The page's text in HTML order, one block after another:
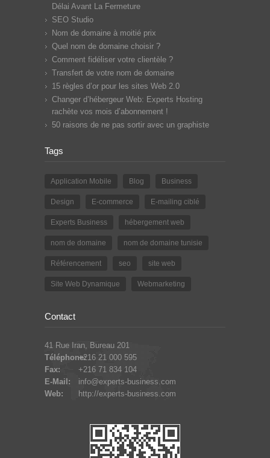
Délai Avant La Fermeture
SEO Studio
Nom de domaine à moitié prix
Quel nom de domaine choisir ?
Comment fidéliser votre clientèle ?
Transfert de votre nom de domaine
15 règles d’or pour les sites Web 2.0
Changer d’hébergeur Web: Experts Hosting
rachète vos mois d’abonnement !
50 raisons de ne pas sortir avec un graphiste
Tags
Application Mobile Blog Business
Design E-commerce E-mailing ciblé
Experts Business hébergement web
nom de domaine nom de domaine tunisie
Référencement seo site web
Site Web Dynamique Webmarketing
Contact
41 Rue Iran, Bureau 201
Téléphone:+216 21 000 595
Fax:
+216 71 834 104
E-Mail:
info@experts-business.com
Web:
http://experts-business.com